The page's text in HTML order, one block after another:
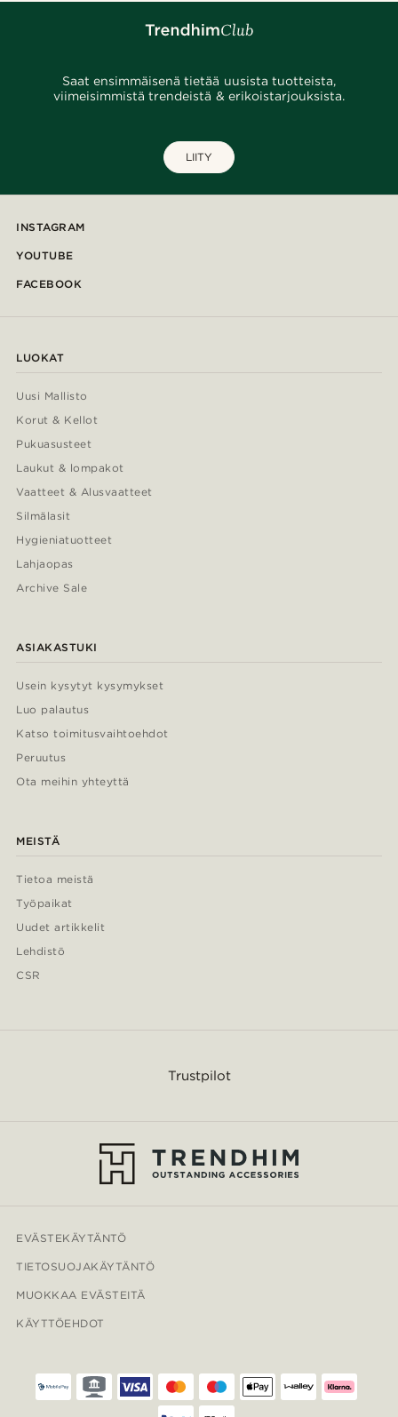
Saat ensimmäisenä tietää uusista tuotteista,
viimeisimmistä trendeistä & erikoistarjouksista.
LIITY
INSTAGRAM
YOUTUBE
FACEBOOK
LUOKAT
Uusi Mallisto
Korut & Kellot
Pukuasusteet
Laukut & lompakot
Vaatteet & Alusvaatteet
Silmälasit
Hygieniatuotteet
Lahjaopas
Archive Sale
ASIAKASTUKI
Usein kysytyt kysymykset
Luo palautus
Katso toimitusvaihtoehdot
Peruutus
Ota meihin yhteyttä
MEISTÄ
Tietoa meistä
Työpaikat
Uudet artikkelit
Lehdistö
CSR
Trustpilot
EVÄSTEKÄYTÄNTÖ
TIETOSUOJAKÄYTÄNTÖ
MUOKKAA EVÄSTEITÄ
KÄYTTÖEHDOT